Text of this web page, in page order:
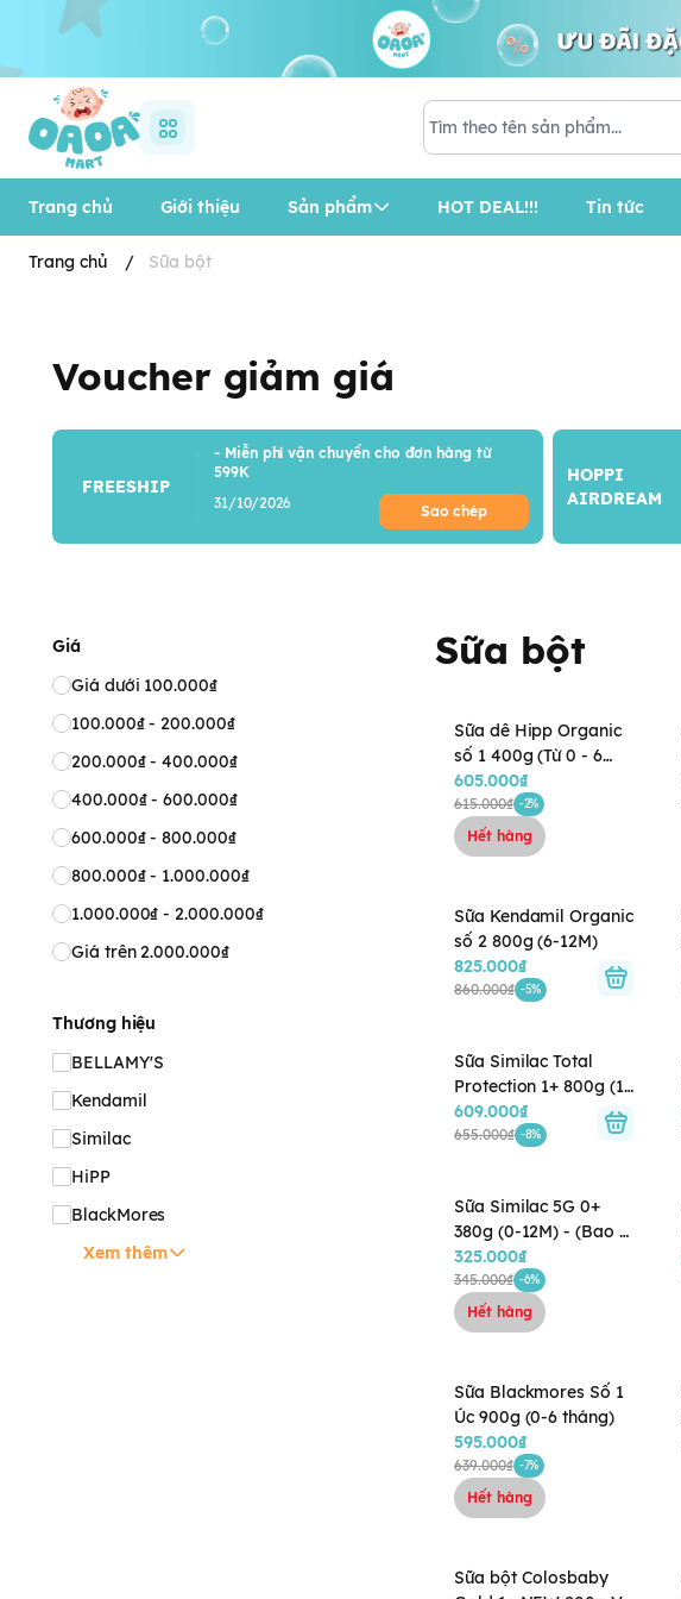
Trang chủ Giới thiệu Sản phẩm HOT DEAL!!! Tin tức
Trang chủ / Sữa bột
Voucher giảm giá
FREESHIP
- Miễn phí vận chuyển cho đơn hàng từ
599K
31/10/2026
Sao chép
HOPPI
AIRDREAM
Giá
Giá dưới 100.000₫
100.000₫ - 200.000₫
200.000₫ - 400.000₫
400.000₫ - 600.000₫
600.000₫ - 800.000₫
800.000₫ - 1.000.000₫
1.000.000₫ - 2.000.000₫
Giá trên 2.000.000₫
Thương hiệu
BELLAMY'S
Kendamil
Similac
HiPP
BlackMores
Xem thêm
Sữa bột
Sữa dê Hipp Organic
số 1 400g (Từ 0 - 6
tháng)
605.000₫
615.000₫ -2%
Hết hàng
Sữa Kendamil Organic
số 2 800g (6-12M)
825.000₫
860.000₫ -5%
Sữa Similac Total
Protection 1+ 800g (1-
2Y) - (Bao bì cũ: 850g)
- Giao bao bì ngẫu
609.000₫
655.000₫ -8%
Sữa Similac 5G 0+
380g (0-12M) - (Bao bì
cũ: 400g) - Giao bao
bì ngẫu nhiên
325.000₫
345.000₫ -6%
Hết hàng
Sữa Blackmores Số 1
Úc 900g (0-6 tháng)
595.000₫
639.000₫ -7%
Hết hàng
Sữa bột Colosbaby